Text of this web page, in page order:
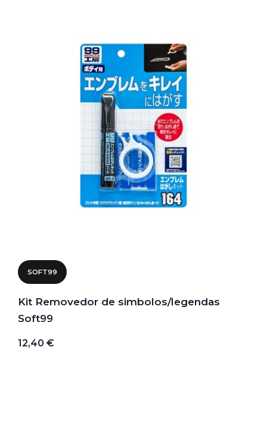
SOFT99
Kit Removedor de simbolos/legendas
Soft99
12,40 €